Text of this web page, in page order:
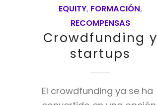
EQUITY, FORMACIÓN,
RECOMPENSAS
Crowdfunding y
startups
El crowdfunding ya se ha